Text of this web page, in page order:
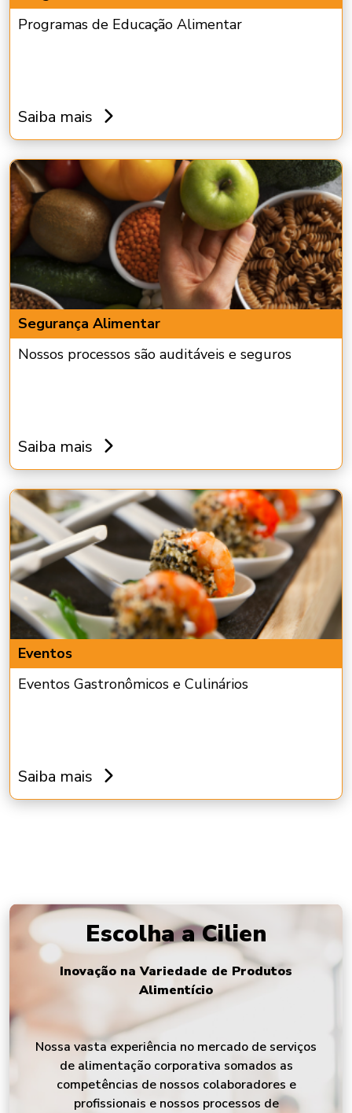
Programas de Educação Alimentar
Saiba mais
Segurança Alimentar
Nossos processos são auditáveis e seguros
Saiba mais
Eventos
Eventos Gastronômicos e Culinários
Saiba mais
Escolha a Cilien
Inovação na Variedade de Produtos
Alimentício
Nossa vasta experiência no mercado de serviços
de alimentação corporativa somados as
competências de nossos colaboradores e
profissionais e nossos processos de